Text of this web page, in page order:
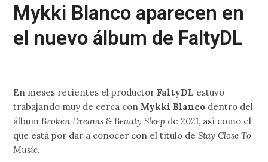
Mykki Blanco aparecen en
el nuevo álbum de FaltyDL
En meses recientes el productor FaltyDL estuvo
trabajando muy de cerca con Mykki Blanco dentro del
álbum Broken Dreams & Beauty Sleep de 2021, así como el
que está por dar a conocer con el título deStay Close To
Music.